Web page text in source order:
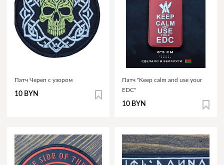
Патч Череп с узором
10 BYN
Патч "Keep calm and use your
EDC"
10 BYN